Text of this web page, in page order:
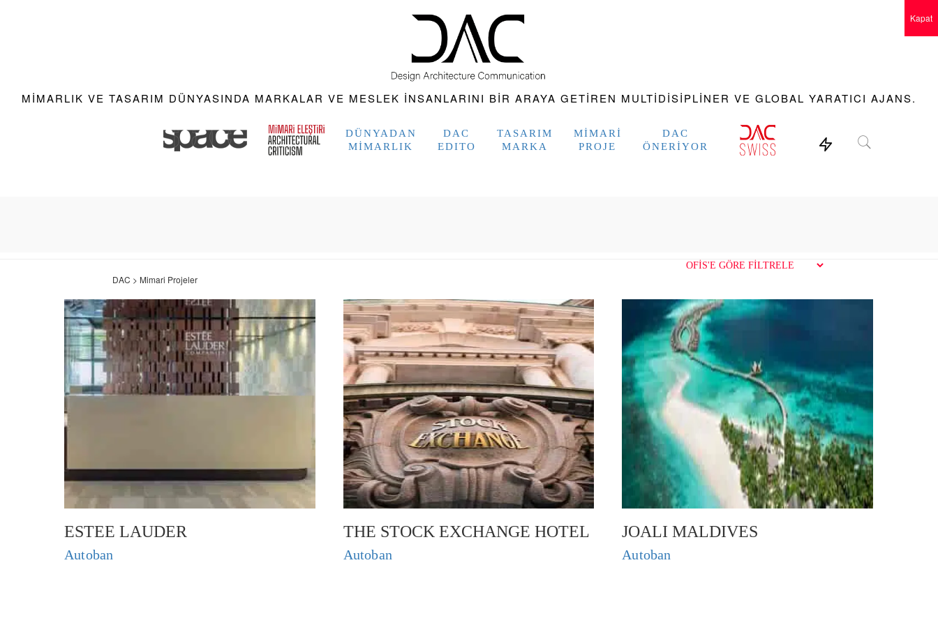
MIMARLIK VE TASARIM DÜNYASINDA MARKALAR VE MESLEK INSANLARINI BIR ARAYA GETIREN MULTIDISIPLINER VE GLOBAL YARATICI AJANS.
DÜNYADAN
MIMARLIK
DAC
EDITO
TASARIM
MARKA
MIMARI
PROJE
DAC
ÖNERIYOR
DAC > Mimari Projeler
ESTEE LAUDER
Autoban
THE STOCK EXCHANGE HOTEL
Autoban
JOALI MALDIVES
Autoban
Kapat